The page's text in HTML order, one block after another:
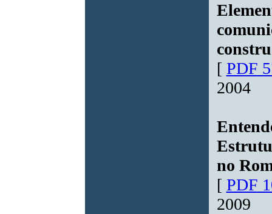
[ PDF
2004
no
[ PDF
2009